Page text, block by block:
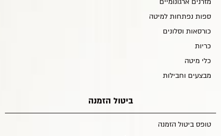
ספות נפתחות למיטה
כורסאות וסלונים
כריות
כלי מיטה
מבצעים וחבילות
ביטול הזמנה
טופס ביטול הזמנה